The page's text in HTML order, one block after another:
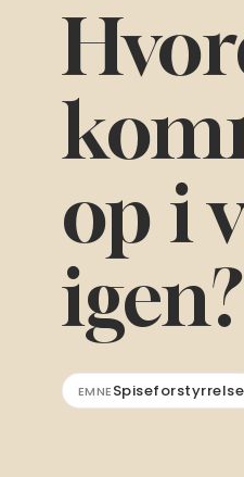
op i
igen?
EMNESpiseforstyrrelse